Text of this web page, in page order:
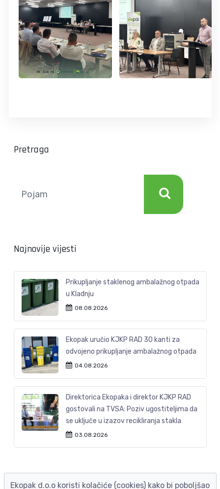
Pretraga
Najnovije vijesti
Prikupljanje staklenog ambalažnog otpada
u Kladnju
08.08.2026
Ekopak uručio KJKP RAD 30 kanti za
odvojeno prikupljanje ambalažnog otpada
04.08.2026
Direktorica Ekopaka i direktor KJKP RAD
gostovali na TVSA: Poziv ugostiteljima da
se uključe u izazov recikliranja stakla
03.08.2026
Ekopak d.o.o koristi kolačiće (cookies) kako bi poboljšao